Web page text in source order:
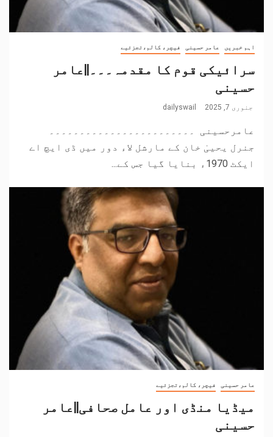
اہم خبریں عامر حسینی فیچر، کالم،تجزئیے
سرائیکی قوم کا مقدمہ۔۔۔||عامر
حسینی
جنوری 7, 2025 dailyswail
عامرحسینی ۔۔۔۔۔۔۔۔۔۔۔۔۔۔۔۔۔۔۔۔۔۔۔۔
جنرل یحییٰ خان کے مارشل لاء دور میں ڈی ایچ اے
ایکٹ 1970ء بنایا گیا جس کے...
عامر حسینی فیچر، کالم،تجزئیے
میڈیا منڈی اور عامل صحافی||عامر
حسینی